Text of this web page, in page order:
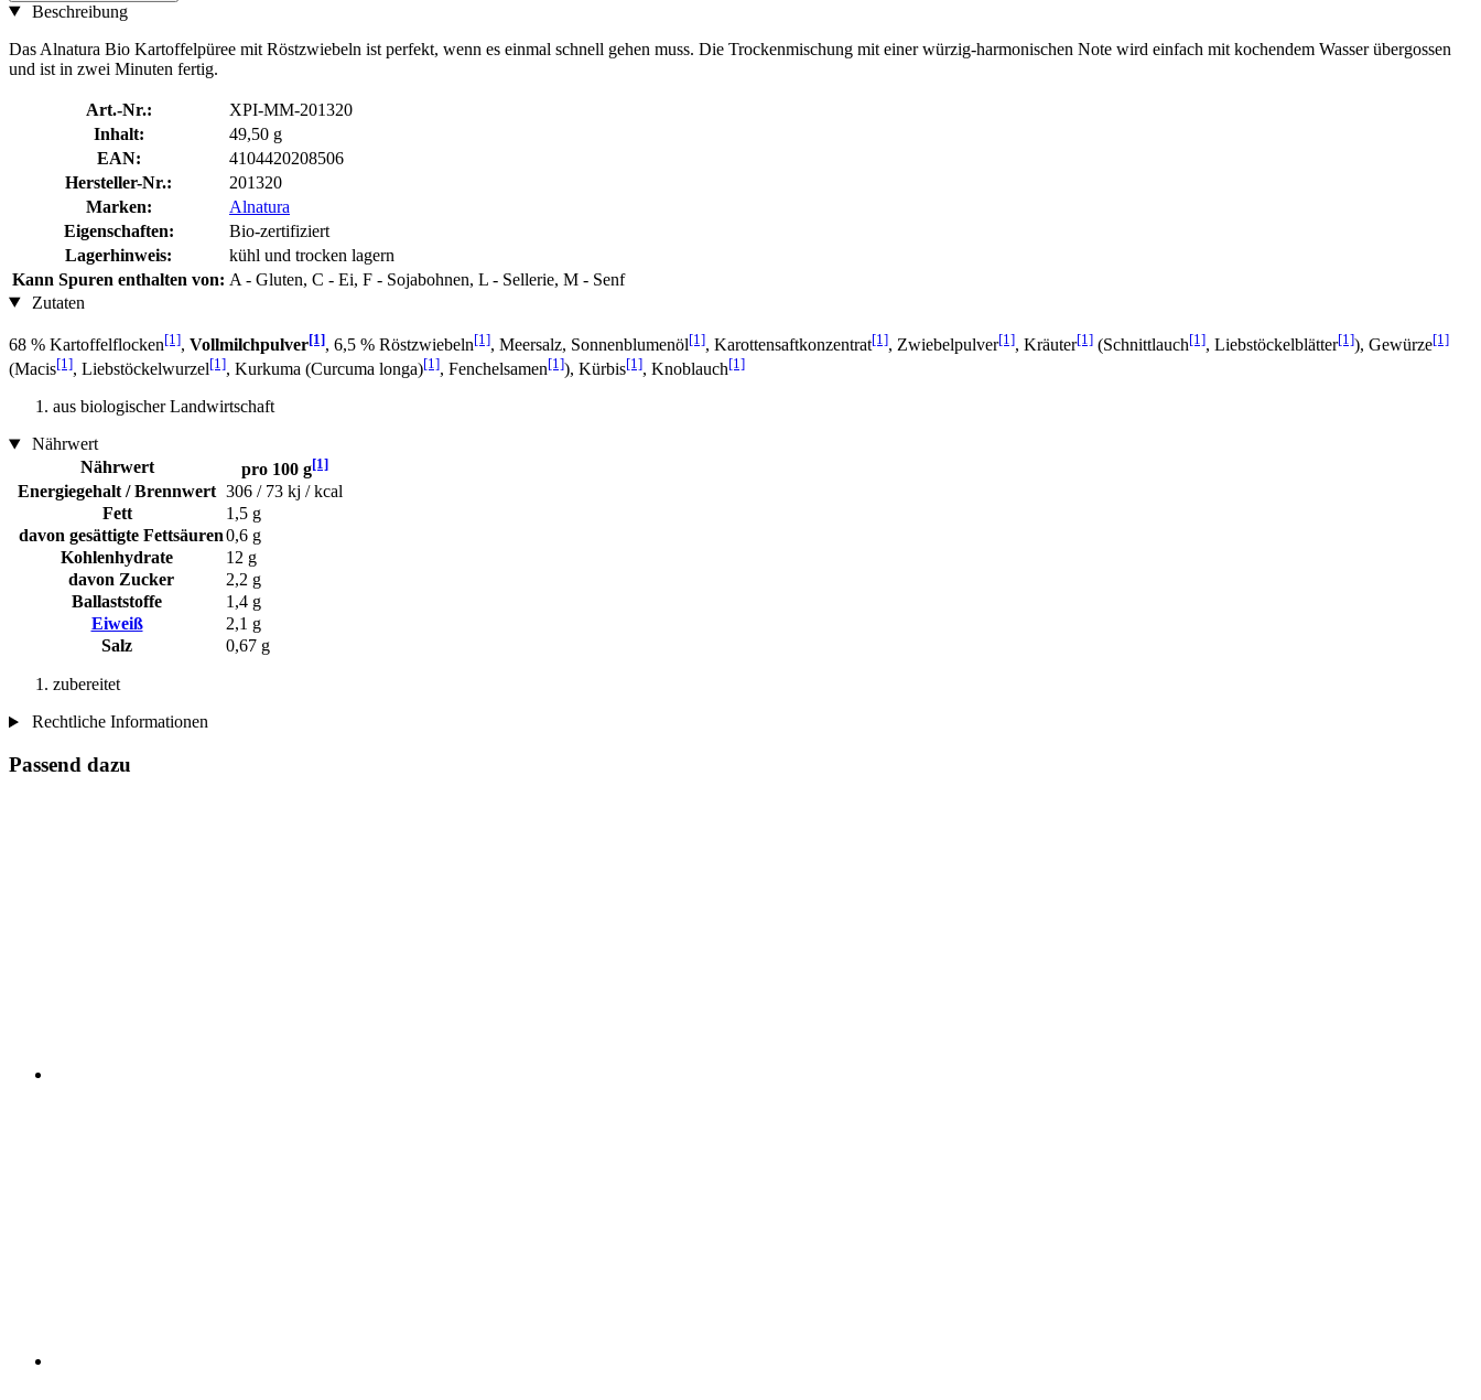
Beschreibung
Das Alnatura Bio Kartoffelpüree mit Röstzwiebeln ist perfekt, wenn es einmal schnell gehen muss. Die Trockenmischung mit einer würzig-harmonischen Note wird einfach mit kochendem Wasser übergossen
und ist in zwei Minuten fertig.
Art.-Nr.:
XPI-MM-201320
Inhalt:
49,50 g
EAN:
4104420208506
Hersteller-Nr.:
201320
Marken:
Alnatura
Eigenschaften:
Bio-zertifiziert
Lagerhinweis:
kühl und trocken lagern
Kann Spuren enthalten von: A - Gluten, C - Ei, F - Sojabohnen, L - Sellerie, M - Senf
Zutaten
68 % Kartoffelflocken[1], Vollmilchpulver[1], 6,5 % Röstzwiebeln[1], Meersalz, Sonnenblumenöl[1], Karottensaftkonzentrat[1], Zwiebelpulver[1], Kräuter[1] (Schnittlauch[1], Liebstöckelblätter[1]), Gewürze[1]
(Macis[1], Liebstöckelwurzel[1], Kurkuma (Curcuma longa)[1], Fenchelsamen[1]), Kürbis[1], Knoblauch[1]
aus biologischer Landwirtschaft
Nährwert
Nährwert
pro 100 g[1]
Energiegehalt / Brennwert 306 / 73 kj / kcal
Fett
1,5 g
davon gesättigte Fettsäuren0,6 g
Kohlenhydrate
12 g
davon Zucker
2,2 g
Ballaststoffe
1,4 g
Eiweiß
2,1 g
Salz
0,67 g
zubereitet
Rechtliche Informationen
Passend dazu